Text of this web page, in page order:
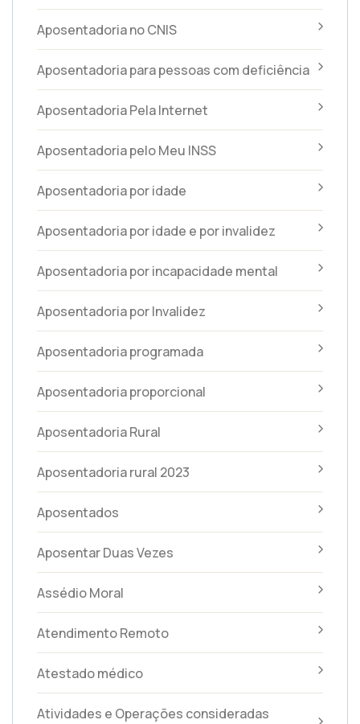
Aposentadoria no CNIS
Aposentadoria para pessoas com deficiência
Aposentadoria Pela Internet
Aposentadoria pelo Meu INSS
Aposentadoria por idade
Aposentadoria por idade e por invalidez
Aposentadoria por incapacidade mental
Aposentadoria por Invalidez
Aposentadoria programada
Aposentadoria proporcional
Aposentadoria Rural
Aposentadoria rural 2023
Aposentados
Aposentar Duas Vezes
Assédio Moral
Atendimento Remoto
Atestado médico
Atividades e Operações consideradas